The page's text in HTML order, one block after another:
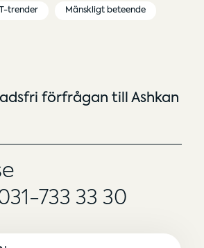
IT-trender Mänskligt beteende
förfrågan till Ashkan
733 33 30